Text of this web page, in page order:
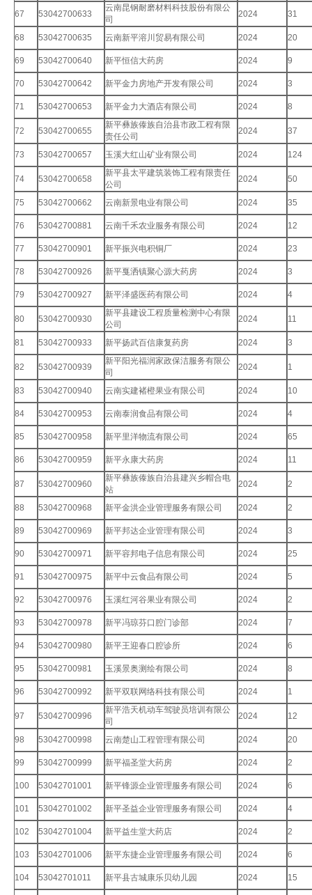
67 53042700633
云南昆钢耐磨材料科技股份有限公
司
2024 31
68 53042700635 云南新平溶川贸易有限公司 2024 20
69 53042700640 新平恒信大药房 2024 9
70 53042700642 新平金力房地产开发有限公司 2024 3
71 53042700653 新平金力大酒店有限公司 2024 8
72 53042700655
新平彝族傣族自治县市政工程有限
责任公司
2024 37
73 53042700657 玉溪大红山矿业有限公司 2024 124
74 53042700658
新平县太平建筑装饰工程有限责任
公司
2024 50
75 53042700662 云南新景电业有限公司 2024 35
76 53042700881 云南千禾农业服务有限公司 2024 12
77 53042700901 新平振兴电积铜厂 2024 23
78 53042700926 新平戛洒镇聚心源大药房 2024 3
79 53042700927 新平泽盛医药有限公司 2024 4
80 53042700930
新平县建设工程质量检测中心有限
公司
2024 11
81 53042700933 新平扬武百信康复药房 2024 3
82 53042700939
新平阳光福润家政保洁服务有限公
司
2024 1
83 53042700940 云南实建褚橙果业有限公司 2024 10
84 53042700953 云南泰润食品有限公司 2024 4
85 53042700958 新平里洋物流有限公司 2024 65
86 53042700959 新平永康大药房 2024 11
87 53042700960
新平彝族傣族自治县建兴乡帽合电
站
2024 2
88 53042700968 新平金洪企业管理服务有限公司 2024 2
89 53042700969 新平邦达企业管理有限公司 2024 3
90 53042700971 新平容邦电子信息有限公司 2024 25
91 53042700975 新平中云食品有限公司 2024 5
92 53042700976 玉溪红河谷果业有限公司 2024 2
93 53042700978 新平冯琼芬口腔门诊部 2024 7
94 53042700980 新平王迎春口腔诊所 2024 6
95 53042700981 玉溪景奥测绘有限公司 2024 8
96 53042700992 新平双联网络科技有限公司 2024 1
97 53042700996
新平浩天机动车驾驶员培训有限公
司
2024 12
98 53042700998 云南楚山工程管理有限公司 2024 20
99 53042700999 新平福圣堂大药房 2024 2
100 53042701001 新平锋源企业管理服务有限公司 2024 6
101 53042701002 新平圣益企业管理服务有限公司 2024 4
102 53042701004 新平益生堂大药店 2024 2
103 53042701006 新平东捷企业管理服务有限公司 2024 6
104 53042701011 新平县古城康乐贝幼儿园 2024 15